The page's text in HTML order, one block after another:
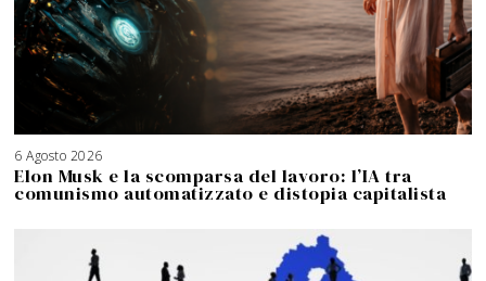
6 Agosto 2026
Elon Musk e la scomparsa del lavoro: l’IA tra
comunismo automatizzato e distopia capitalista